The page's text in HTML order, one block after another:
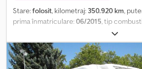
Stare:folosit, kilometraj: 350.920 km,
prima înmatriculare:06/2015, tip
, tip de
emisii:Euro 5, număr de locuri:3,
2.900 mm, lățimea spațiului de încărcare:
spațiu de încărcare:1.900 mm, Dotări: